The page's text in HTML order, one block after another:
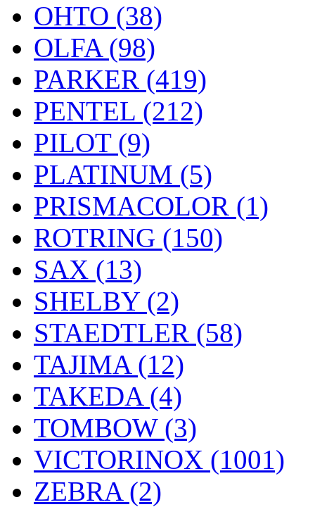
OHTO (38)
OLFA (98)
PARKER (419)
PENTEL (212)
PILOT (9)
PLATINUM (5)
PRISMACOLOR (1)
ROTRING (150)
SAX (13)
SHELBY (2)
STAEDTLER (58)
TAJIMA (12)
TAKEDA (4)
TOMBOW (3)
VICTORINOX (1001)
ZEBRA (2)